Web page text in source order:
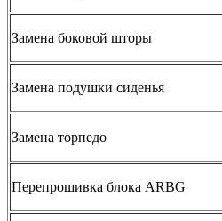
Замена боковой шторы
Замена подушки сиденья
Замена торпедо
Перепрошивка блока ARBG